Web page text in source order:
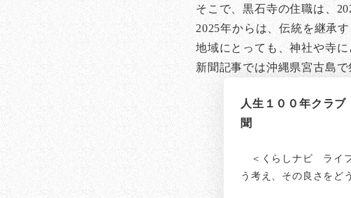
そこで、黒石寺の住職は、
2025年からは、伝統を継承
地域にとっても、神社や寺
新聞記事では沖縄県宮古島
人生１００年クラ
聞
＜くらしナビ ライ
う考え、その良さをど